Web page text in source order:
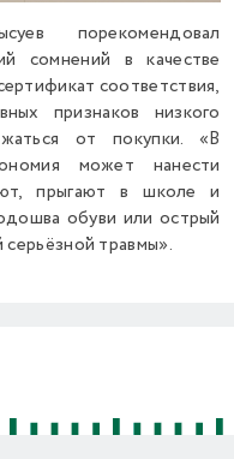
порекомендовал
сомнений в качестве
соответствия,
признаков низкого
от покупки. «В
может нанести
прыгают в школе и
обуви или острый
серьёзной травмы».